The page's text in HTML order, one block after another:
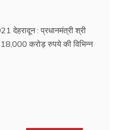
देहरादून : प्रधानमंत्री श्री
18,000 करोड़ रुपये की विभिन्न